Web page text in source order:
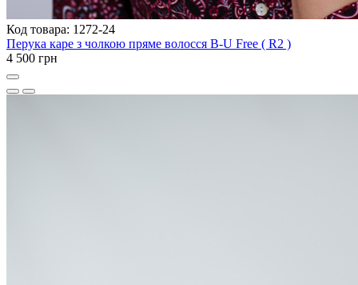
Код товара: 1272-24
Перука каре з чолкою пряме волосся B-U Free ( R2 )
4 500 грн